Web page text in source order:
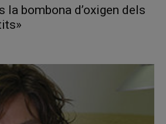
la bombona d’oxigen dels